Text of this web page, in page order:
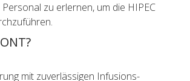
zu erlernen, um die HIPEC
mit zuverlässigen Infusions-